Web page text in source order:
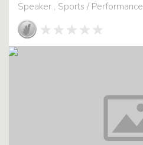
Speaker , Sports / Performance